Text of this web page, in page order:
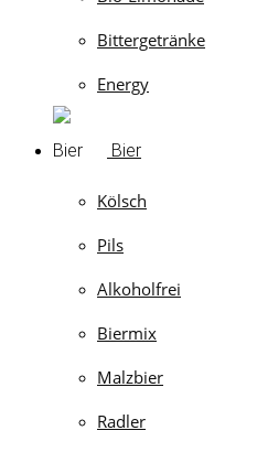
Bittergetränke
Energy
Bier
Kölsch
Pils
Alkoholfrei
Biermix
Malzbier
Radler